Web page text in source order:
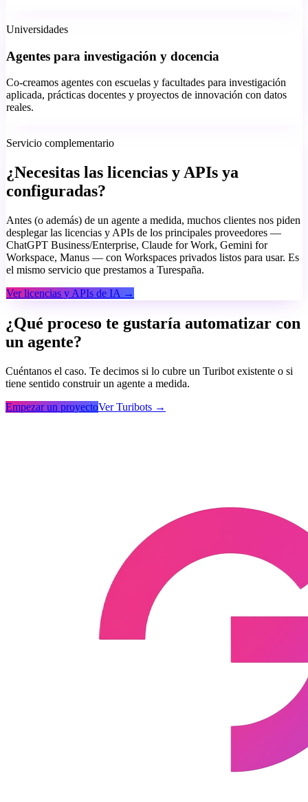
Universidades
Agentes para investigación y docencia
Co-creamos agentes con escuelas y facultades para investigación
aplicada, prácticas docentes y proyectos de innovación con datos
reales.
Servicio complementario
¿Necesitas las licencias y APIs ya
configuradas?
Antes (o además) de un agente a medida, muchos clientes nos piden
desplegar las licencias y APIs de los principales proveedores —
ChatGPT Business/Enterprise, Claude for Work, Gemini for
Workspace, Manus — con Workspaces privados listos para usar. Es
el mismo servicio que prestamos a Turespaña.
Ver licencias y APIs de IA →
¿Qué proceso te gustaría automatizar con
un agente?
Cuéntanos el caso. Te decimos si lo cubre un Turibot existente o si
tiene sentido construir un agente a medida.
Empezar un proyectoVer Turibots →